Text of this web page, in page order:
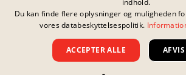
Ofte Stillede
Downloader
Whistleblowing
Der er ingen aktuelle
konkurrencer i
øjeblikket
Vilkår Og Betingelser
indhold.
Du kan finde flere oplysninger og muligheden
vores databeskyttelsespolitik.
ACCEPTER ALLE